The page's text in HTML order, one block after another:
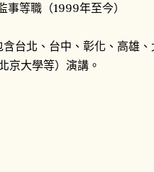
事等職（1999年至今）
台北、台中、彰化、高雄
京大學等）演講。